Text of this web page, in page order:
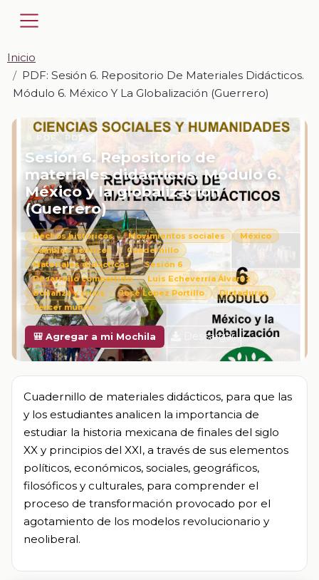
Inicio
PDF: Sesión 6. Repositorio De Materiales Didácticos.
Módulo 6. México Y La Globalización (Guerrero)
Sesión 6. Repositorio de
materiales didácticos. Módulo 6.
México y la globalización
(Guerrero)
Hechos históricos Movimientos sociales
México
Cambios políticos
Cuadernillo
Materiales didácticos
Sesión 6
Desarrollo compartido
Luis Echeverría Álvarez
Bonanza y crisis
José López Portillo
Dictaduras
Tercer mundo
🎒 Agregar a mi Mochila Descargar
Cuadernillo de materiales didácticos, para que las
y los estudiantes analicen la importancia de
estudiar la historia mexicana de finales del siglo
XX y principios del XXI, a través de sus elementos
políticos, económicos, sociales, geográficos,
filosóficos y culturales, para comprender el
proceso de transformación provocado por el
agotamiento de los modelos revolucionario y
neoliberal.